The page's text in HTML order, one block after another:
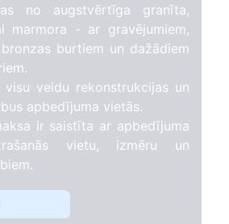
no augstvērtīga granīta,
marmora - ar gravējumiem,
burtiem un dažādiem
visu veidu rekonstrukcijas un
apbedījuma vietās.
ir saistīta ar apbedījuma
vietu, izmēru un